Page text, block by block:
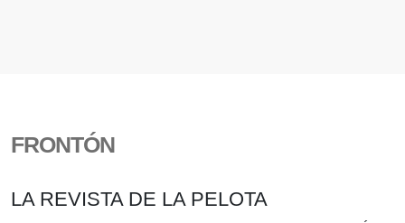
FRONTÓN
LA REVISTA DE LA PELOTA